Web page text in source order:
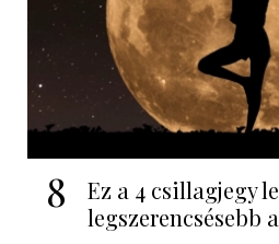
8
Ez a 4 csillagjegy
legszerencsésebb